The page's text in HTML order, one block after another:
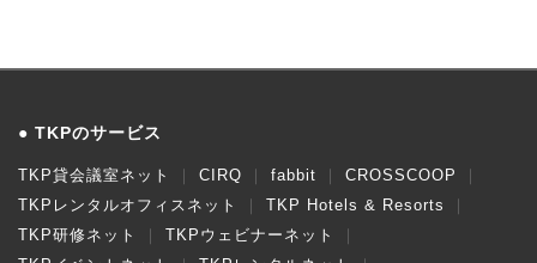
TKPのサービス
TKP貸会議室ネット CIRQ fabbit
CROSSCOOP
TKPレンタルオフィスネット
TKP Hotels & Resorts
TKP研修ネット
TKPウェビナーネット